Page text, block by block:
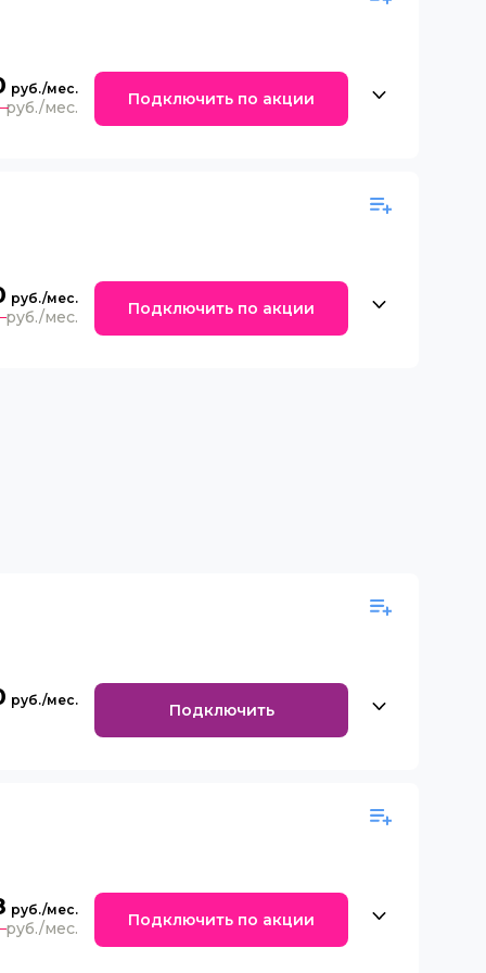
Подключить по акции
Подключить по акции
Подключить
Подключить по акции